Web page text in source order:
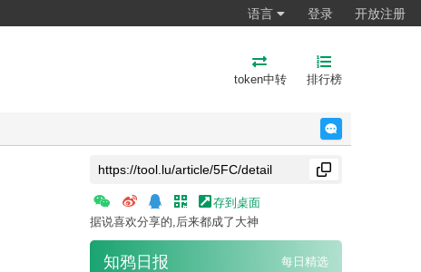
语言 登录 开放注册
token中转 排行榜
存到桌面
据说喜欢分享的,后来都成了大神
知鸦日报 每日精选